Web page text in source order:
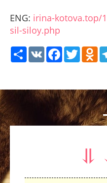
ENG: irina-kotova.top/
sil-siloy.php
ShareVK Facebook
⥥